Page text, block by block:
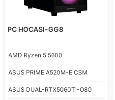
PC HOCASI-GG8
AMD Ryzen 5 5600
ASUS PRIME A520M-E CSM
ASUS DUAL-RTX5060TI-O8G